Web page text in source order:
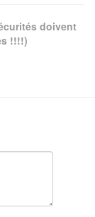
doivent
!!!!)